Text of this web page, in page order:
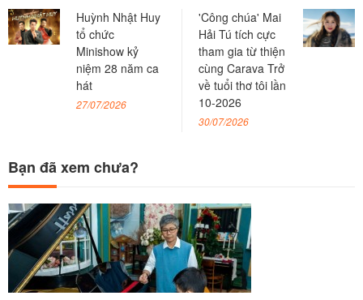
Huỳnh Nhật Huy
tổ chức
Minishow kỷ
niệm 28 năm ca
hát
27/07/2026
'Công chúa' Mai
Hải Tú tích cực
tham gia từ thiện
cùng Carava Trở
về tuổi thơ tôi lần
10-2026
30/07/2026
Bạn đã xem chưa?